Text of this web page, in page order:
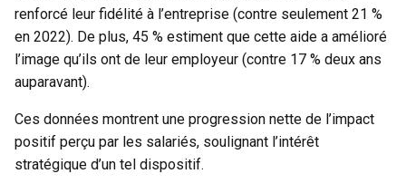
renforcé leur fidélité à l’entreprise (contre seulement 21 %
en 2022). De plus, 45 % estiment que cette aide a amélioré
l’image qu’ils ont de leur employeur (contre 17 % deux ans
auparavant).
Ces données montrent une progression nette de l’impact
positif perçu par les salariés, soulignant l’intérêt
stratégique d’un tel dispositif.